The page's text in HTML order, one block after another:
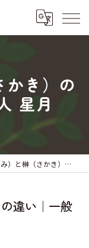
かき）の
星月
さかき）の違い｜一般社団法人 星月
違い｜一般